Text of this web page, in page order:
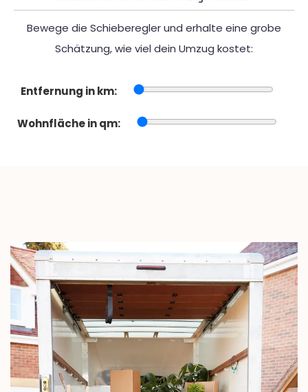
Bewege die Schieberegler und erhalte eine grobe
Schätzung, wie viel dein Umzug kostet:
Entfernung in km:
Wohnfläche in qm: